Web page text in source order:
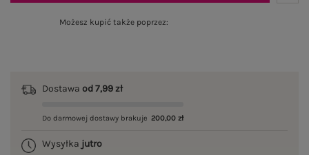
Możesz kupić także poprzez:
Dostawa od 7,99 zł
Do darmowej dostawy brakuje 200,00 zł
Wysyłka jutro